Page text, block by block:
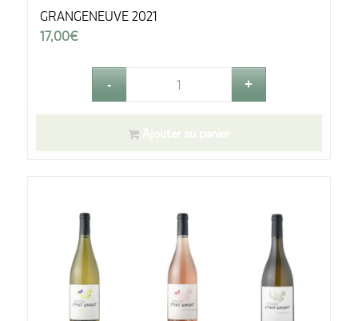
GRANGENEUVE 2021
17,00€
Ajouter au panier